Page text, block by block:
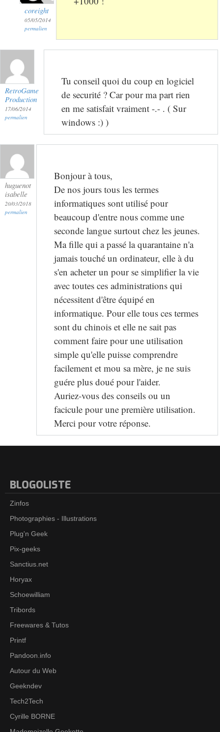
coreight
05/05/2014
permalien
RetroGame
Production
17/06/2014
permalien
Tu conseil quoi du coup en logiciel
de securité ? Car pour ma part rien
en me satisfait vraiment -.- . ( Sur
windows :) )
huguenot
isabelle
20/03/2018
permalien
Bonjour à tous,
De nos jours tous les termes
informatiques sont utilisé pour
beaucoup d'entre nous comme une
seconde langue surtout chez les jeunes.
Ma fille qui a passé la quarantaine n'a
jamais touché un ordinateur, elle à du
s'en acheter un pour se simplifier la vie
avec toutes ces administrations qui
nécessitent d'être équipé en
informatique. Pour elle tous ces termes
sont du chinois et elle ne sait pas
comment faire pour une utilisation
simple qu'elle puisse comprendre
facilement et mou sa mère, je ne suis
guére plus doué pour l'aider.
Auriez-vous des conseils ou un
facicule pour une première utilisation.
Merci pour votre réponse.
BLOGOLISTE
Zinfos
Photographies - Illustrations
Plug'n Geek
Pix-geeks
Sanctius.net
Horyax
Schoewilliam
Tribords
Freewares & Tutos
Printf
Pandoon.info
Autour du Web
Geekndev
Tech2Tech
Cyrille BORNE